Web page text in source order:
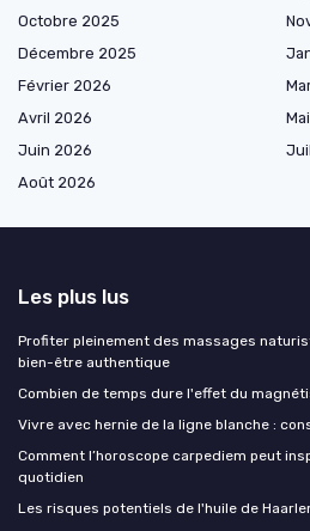
Octobre 2025
Décembre 2025
Février 2026
Avril 2026
Juin 2026
Août 2026
Les plus lus
Profiter pleinement des massages
bien-être authentique
Combien de temps dure l'effet du
Vivre avec hernie de la ligne blanche :
Comment l’horoscope carpediem peut
quotidien
Les risques potentiels de l'huile de